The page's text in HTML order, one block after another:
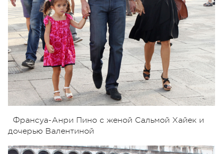
Франсуа-Анри Пино с женой Сальмой Хайек и
дочерью Валентиной